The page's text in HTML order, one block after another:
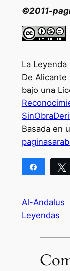
©2011-
La Leyenda
De Alicante
bajo una
Basada en
Al-Andalus
Leyendas